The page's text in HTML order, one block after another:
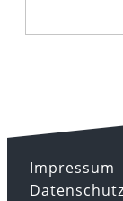
Impressum
Datenschutz